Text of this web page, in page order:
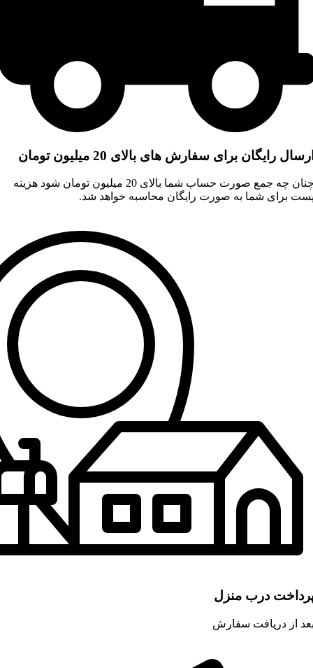
رایگان برای سفارش های بالای 20 میلیون تومان
چنان چه جمع صورت حساب شما بالای 20 میلیون تومان شود هزینه
برای شما به صورت رایگان محاسبه خواهد شد.
درب منزل
از دریافت سفارش